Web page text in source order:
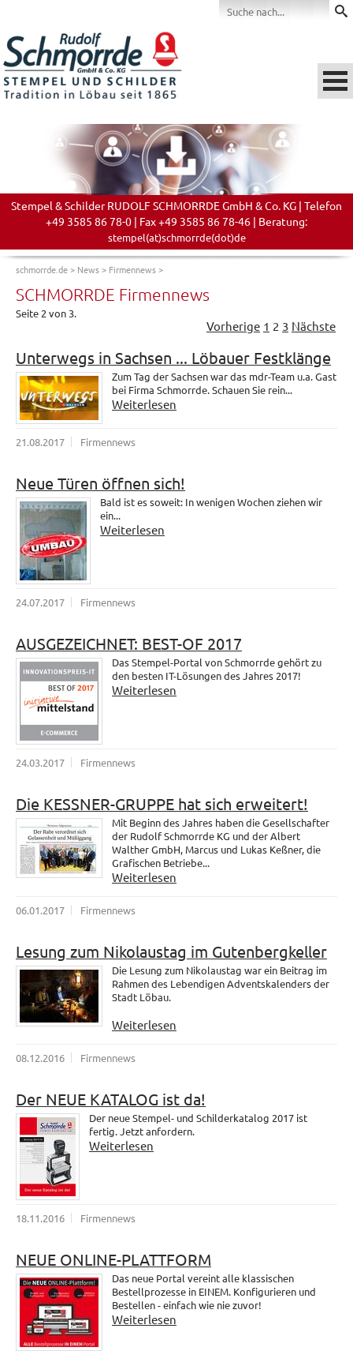
Stempel & Schilder RUDOLF SCHMORRDE GmbH & Co. KG | Telefon
+49 3585 86 78-0 | Fax +49 3585 86 78-46 | Beratung:
stempel(at)schmorrde(dot)de
schmorrde.de> News> Firmennews>
SCHMORRDE Firmennews
Seite 2 von 3.
Vorherige 1 2 3 Nächste
Unterwegs in Sachsen ... Löbauer Festklänge
Zum Tag der Sachsen war das mdr-Team u.a. Gast
bei Firma Schmorrde. Schauen Sie rein...
Weiterlesen
21.08.2017 Firmennews
Neue Türen öffnen sich!
Bald ist es soweit: In wenigen Wochen ziehen wir
ein...
Weiterlesen
24.07.2017 Firmennews
AUSGEZEICHNET: BEST-OF 2017
Das Stempel-Portal von Schmorrde gehört zu
den besten IT-Lösungen des Jahres 2017!
Weiterlesen
24.03.2017 Firmennews
Die KESSNER-GRUPPE hat sich erweitert!
Mit Beginn des Jahres haben die Gesellschafter
der Rudolf Schmorrde KG und der Albert
Walther GmbH, Marcus und Lukas Keßner, die
Grafischen Betriebe...
Weiterlesen
06.01.2017 Firmennews
Lesung zum Nikolaustag im Gutenbergkeller
Die Lesung zum Nikolaustag war ein Beitrag im
Rahmen des Lebendigen Adventskalenders der
Stadt Löbau.
Weiterlesen
08.12.2016 Firmennews
Der NEUE KATALOG ist da!
Der neue Stempel- und Schilderkatalog 2017 ist
fertig. Jetzt anfordern.
Weiterlesen
18.11.2016 Firmennews
NEUE ONLINE-PLATTFORM
Das neue Portal vereint alle klassischen
Bestellprozesse in EINEM. Konfigurieren und
Bestellen - einfach wie nie zuvor!
Weiterlesen